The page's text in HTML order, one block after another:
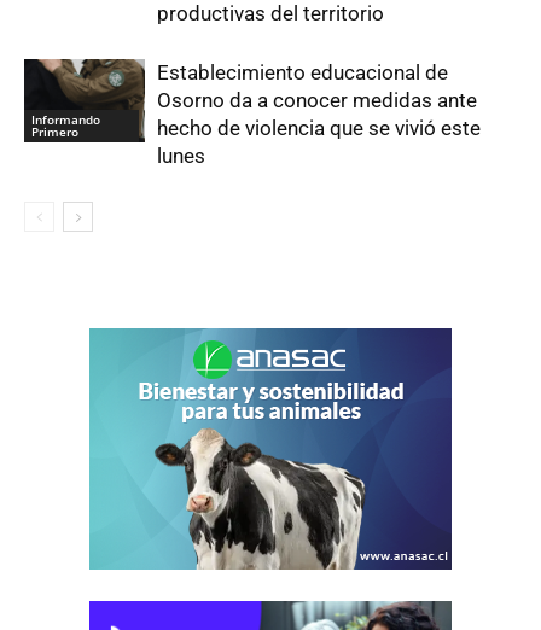
productivas del territorio
Informando
Primero
Establecimiento educacional de
Osorno da a conocer medidas ante
hecho de violencia que se vivió este
lunes